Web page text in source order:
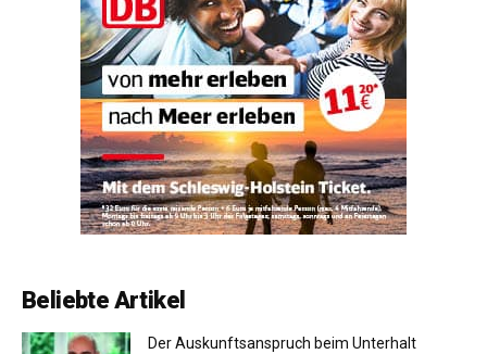
Beliebte Artikel
Der Auskunftsanspruch beim Unterhalt